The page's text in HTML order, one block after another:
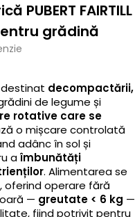
PUBERT FAIRTILL
grădină
decompactării,
de legume și
rotative care se
o mișcare controlată
adânc în sol și
aîmbunătăți
. Alimentarea se
, oferind operare fără
— greutate < 6 kg —
fiind potrivit pentru